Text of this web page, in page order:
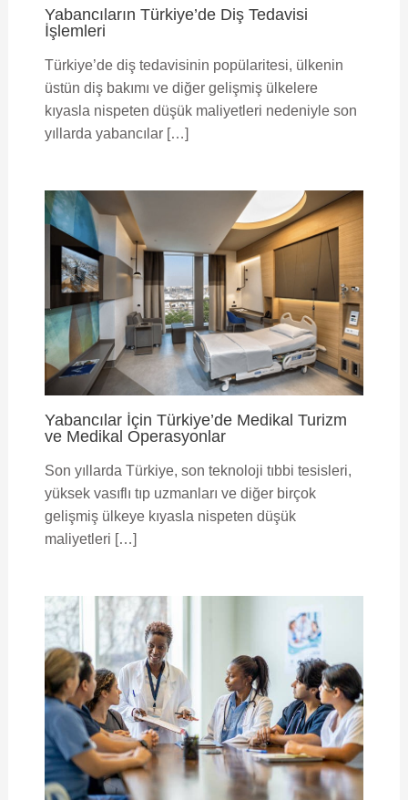
Yabancıların Türkiye’de Diş Tedavisi
İşlemleri
Türkiye’de diş tedavisinin popülaritesi, ülkenin
üstün diş bakımı ve diğer gelişmiş ülkelere
kıyasla nispeten düşük maliyetleri nedeniyle son
yıllarda yabancılar […]
Yabancılar İçin Türkiye’de Medikal Turizm
ve Medikal Operasyonlar
Son yıllarda Türkiye, son teknoloji tıbbi tesisleri,
yüksek vasıflı tıp uzmanları ve diğer birçok
gelişmiş ülkeye kıyasla nispeten düşük
maliyetleri […]